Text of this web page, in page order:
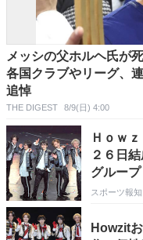
メッシの父ホルヘ氏が
各国クラブやリーグ、
追悼
THE DIGEST 8/9(日) 4:00
Ｈｏｗ
２６日
グルー
ットに」
スポーツ報知
Howzit